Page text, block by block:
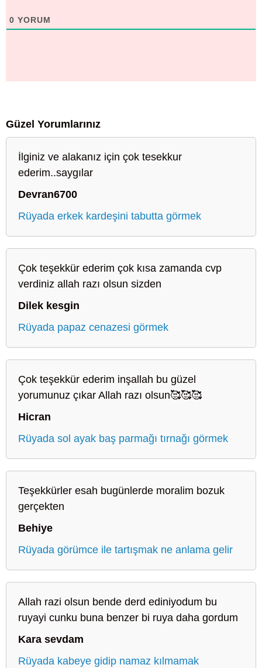
0 YORUM
Güzel Yorumlarınız
İlginiz ve alakanız için çok tesekkur
ederim..saygılar
Devran6700
Rüyada erkek kardeşini tabutta görmek
Çok teşekkür ederim çok kısa zamanda cvp
verdiniz allah razı olsun sizden
Dilek kesgin
Rüyada papaz cenazesi görmek
Çok teşekkür ederim inşallah bu güzel
yorumunuz çıkar Allah razı olsun🥰🥰🥰
Hicran
Rüyada sol ayak baş parmağı tırnağı görmek
Teşekkürler esah bugünlerde moralim bozuk
gerçekten
Behiye
Rüyada görümce ile tartışmak ne anlama gelir
Allah razi olsun bende derd ediniyodum bu
ruyayi cunku buna benzer bi ruya daha gordum
Kara sevdam
Rüyada kabeye gidip namaz kılmamak